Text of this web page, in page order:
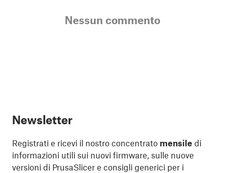
Nessun commento
Newsletter
Registrati e ricevi il nostro concentrato mensile di
informazioni utili sui nuovi firmware, sulle nuove
versioni di PrusaSlicer e consigli generici per i